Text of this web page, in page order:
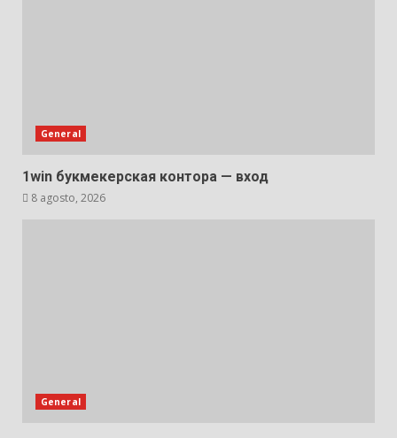
General
1win букмекерская контора — вход
8 agosto, 2026
General